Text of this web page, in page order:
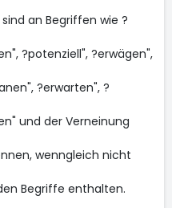
an Begriffen wie ?
?potenziell", ?erwägen",
?erwarten", ?
und der Verneinung
wenngleich nicht
Begriffe enthalten.